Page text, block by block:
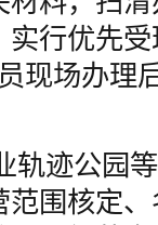
行优先
现场办理
轨迹公园
围核定